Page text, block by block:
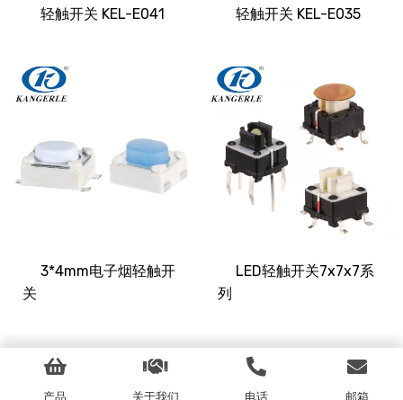
轻触开关 KEL-E041 轻触开关 KEL-E035
3*4mm电子烟轻触开
关
LED轻触开关7x7x7系
列
产品 关于我们 电话 邮箱